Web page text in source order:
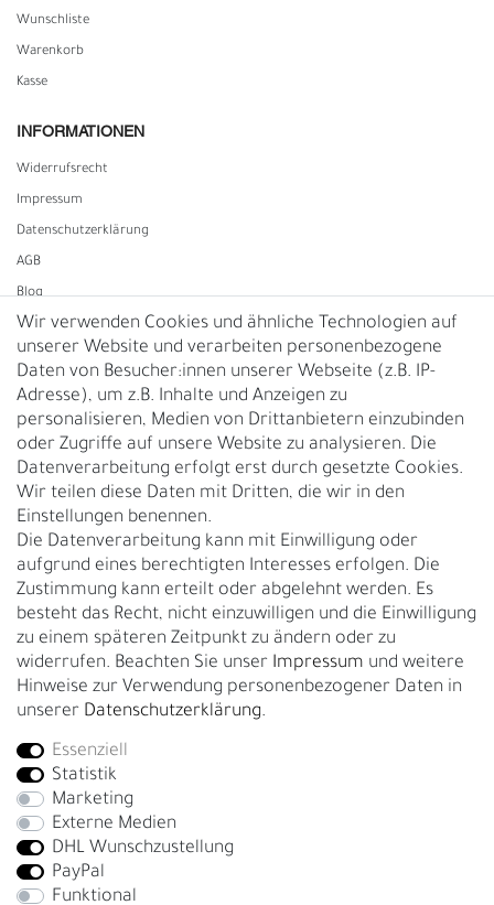
Wunschliste
Warenkorb
Kasse
INFORMATIONEN
Widerrufs­recht
Impressum
Daten­schutz­erklärung
AGB
Blog
Vertrag widerrufen
UNTERNEHMEN
Nachhaltigkeit
Kontakt
Über uns
Rückgabe
Gürtelgröße messen
Garantie
GESCHÄFTSKUNDEN & HÄNDLER
B2B Geschäftskunden
Bei Fragen wenden Sie sich direkt an unser Service-Team.
+4917663727338
Montag - Freitag, 09:00 - 14:00
info@fronhofer.com
Gürtelmanufaktur Fronhofer, 93053 Regensburg, Nelkenweg 3b
Wir verwenden Cookies und ähnliche Technologien auf
unserer Website und verarbeiten personenbezogene
Daten von Besucher:innen unserer Webseite (z.B. IP-
Adresse), um z.B. Inhalte und Anzeigen zu
personalisieren, Medien von Drittanbietern einzubinden
oder Zugriffe auf unsere Website zu analysieren. Die
Datenverarbeitung erfolgt erst durch gesetzte Cookies.
Wir teilen diese Daten mit Dritten, die wir in den
Einstellungen benennen.
Die Datenverarbeitung kann mit Einwilligung oder
aufgrund eines berechtigten Interesses erfolgen. Die
Zustimmung kann erteilt oder abgelehnt werden. Es
besteht das Recht, nicht einzuwilligen und die Einwilligung
zu einem späteren Zeitpunkt zu ändern oder zu
widerrufen. Beachten Sie unser Impressum und weitere
Hinweise zur Verwendung personenbezogener Daten in
unserer Daten­schutz­erklärung.
Essenziell
Statistik
Marketing
Externe Medien
DHL Wunschzustellung
PayPal
Funktional